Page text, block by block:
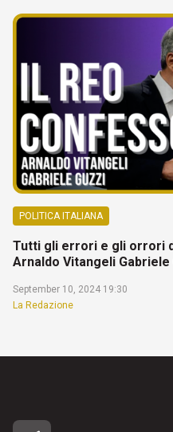
POLITICA ITALIANA
Tutti gli errori e gli orrori
Arnaldo Vitangeli Gabriele
September 10, 2024 19:30
La Redazione